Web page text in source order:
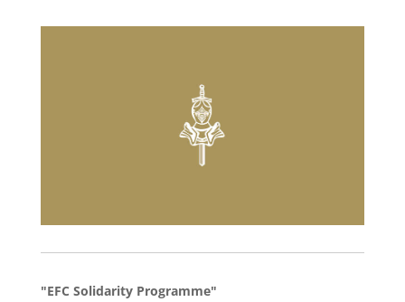
"EFC Solidarity Programme"